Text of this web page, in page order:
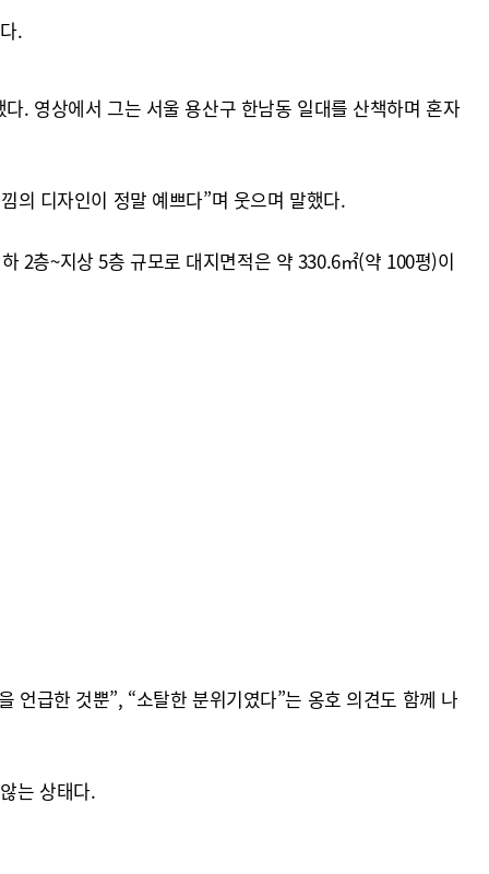
.
. 영상에서 그는 서울 용산구 한남동 일대를 산책하며 혼자
의 디자인이 정말 예쁘다”며 웃으며 말했다.
2층~지상 5층 규모로 대지면적은 약 330.6㎡(약 100평)이
언급한 것뿐”, “소탈한 분위기였다”는 옹호 의견도 함께 나
는 상태다.